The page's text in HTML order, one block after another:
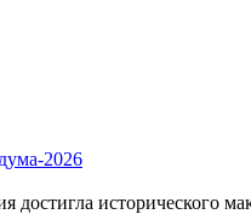
2026
достигла исторического